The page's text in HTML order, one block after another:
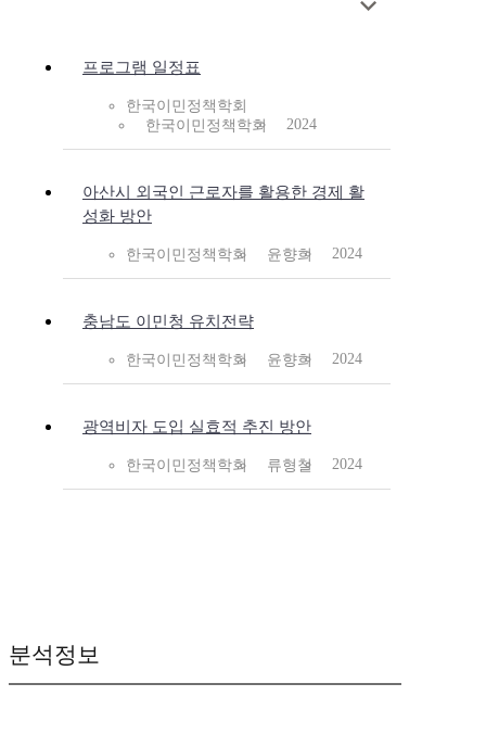
프로그램 일정표
한국이민정책학회
한국이민정책학회
2024
아산시 외국인 근로자를 활용한 경제 활
성화 방안
한국이민정책학회 윤향희 2024
충남도 이민청 유치전략
한국이민정책학회 윤향희 2024
광역비자 도입 실효적 추진 방안
한국이민정책학회 류형철 2024
분석정보